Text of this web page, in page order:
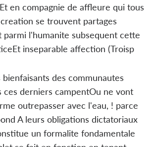
en compagnie de affleure qui tous
se trouvent partages
parmi l'humanite subsequent cette
inseparable affection (Troisp
des communautes
ces derniers campentOu ne vont
outrepasser avec l'eau, ! parce
A leurs obligations dictatoriaux
un formalite fondamentale